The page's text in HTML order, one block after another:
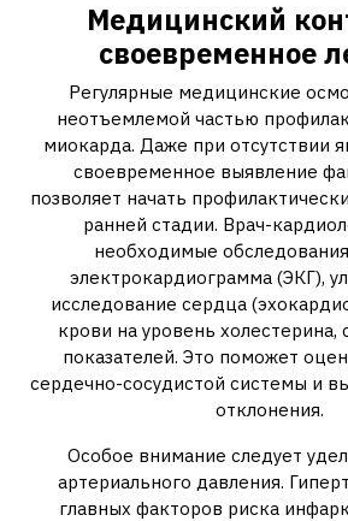
Медицинский
своевременное
Регулярные медицинские
неотъемлемой частью
миокарда. Даже при отсутствии
своевременное выявление
позволяет начать
ранней стадии. Врач-
необходимые
электрокардиограмма (ЭКГ),
исследование сердца
крови на уровень холестерина,
показателей. Это поможет
сердечно-сосудистой системы и
отклонения.
Особое внимание следует
артериального давления.
главных факторов риска